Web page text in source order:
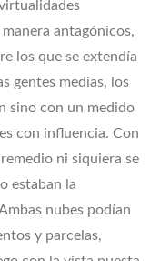
antagónicos,
los que se extendía
gentes medias, los
sino con un medido
con influencia. Con
ni siquiera se
estaban la
nubes podían
y parcelas,